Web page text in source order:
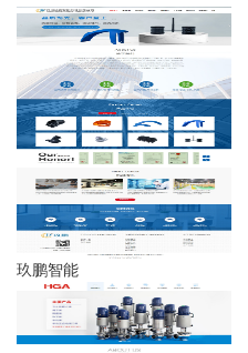
玖鹏智能